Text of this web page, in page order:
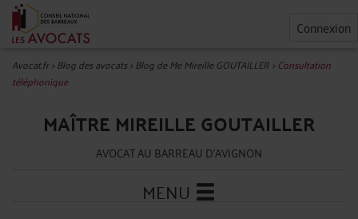
Connexion
Avocat.fr>Blog des avocats>Blog de Me Mireille GOUTAILLER> Consultation
téléphonique
MAÎTRE MIREILLE GOUTAILLER
AVOCAT AU BARREAU D'AVIGNON
MENU